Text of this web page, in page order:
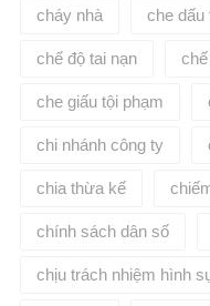
cháy nhà che dấu
chế độ tai nạn
che giấu tội phạm
chi nhánh công ty
chia thừa kế
chính sách dân số
chịu trách nhiệm hình